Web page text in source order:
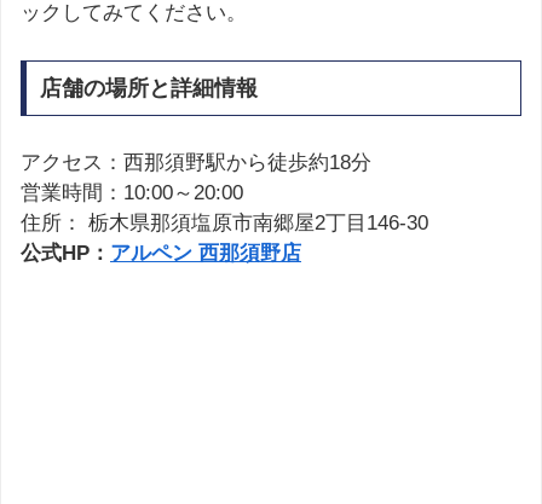
ックしてみてください。
店舗の場所と詳細情報
アクセス：西那須野駅から徒歩約18分
営業時間：10:00～20:00
住所： 栃木県那須塩原市南郷屋2丁目146-30
公式HP： アルペン 西那須野店